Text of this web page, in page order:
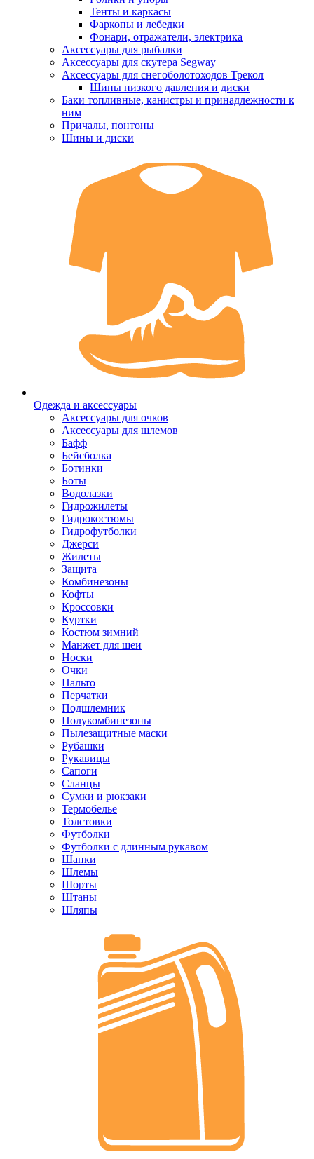
Тенты и каркасы
Фаркопы и лебедки
Фонари, отражатели, электрика
Аксессуары для рыбалки
Аксессуары для скутера Segway
Аксессуары для снегоболотоходов Трекол
Шины низкого давления и диски
Баки топливные, канистры и принадлежности к
ним
Причалы, понтоны
Шины и диски
Одежда и аксессуары
Аксессуары для очков
Аксессуары для шлемов
Бафф
Бейсболка
Ботинки
Боты
Водолазки
Гидрожилеты
Гидрокостюмы
Гидрофутболки
Джерси
Жилеты
Защита
Комбинезоны
Кофты
Кроссовки
Куртки
Костюм зимний
Манжет для шеи
Носки
Очки
Пальто
Перчатки
Подшлемник
Полукомбинезоны
Пылезащитные маски
Рубашки
Рукавицы
Сапоги
Сланцы
Сумки и рюкзаки
Термобелье
Толстовки
Футболки
Футболки с длинным рукавом
Шапки
Шлемы
Шорты
Штаны
Шляпы